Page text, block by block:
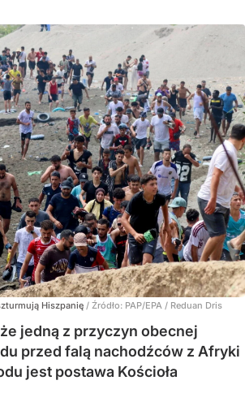
Hiszpanię / Źródło: PAP/EPA / Reduan Dris
jedną z przyczyn obecnej
przed falą nachodźców z Afryki
jest postawa Kościoła